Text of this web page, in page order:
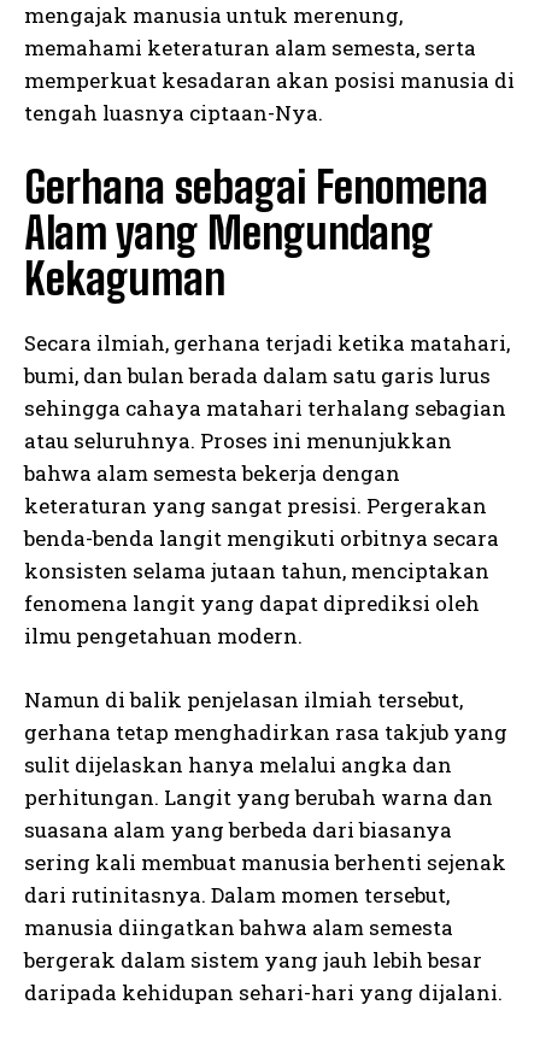
mengajak manusia untuk merenung,
memahami keteraturan alam semesta, serta
memperkuat kesadaran akan posisi manusia di
tengah luasnya ciptaan-Nya.
Gerhana sebagai Fenomena
Alam yang Mengundang
Kekaguman
Secara ilmiah, gerhana terjadi ketika matahari,
bumi, dan bulan berada dalam satu garis lurus
sehingga cahaya matahari terhalang sebagian
atau seluruhnya. Proses ini menunjukkan
bahwa alam semesta bekerja dengan
keteraturan yang sangat presisi. Pergerakan
benda-benda langit mengikuti orbitnya secara
konsisten selama jutaan tahun, menciptakan
fenomena langit yang dapat diprediksi oleh
ilmu pengetahuan modern.
Namun di balik penjelasan ilmiah tersebut,
gerhana tetap menghadirkan rasa takjub yang
sulit dijelaskan hanya melalui angka dan
perhitungan. Langit yang berubah warna dan
suasana alam yang berbeda dari biasanya
sering kali membuat manusia berhenti sejenak
dari rutinitasnya. Dalam momen tersebut,
manusia diingatkan bahwa alam semesta
bergerak dalam sistem yang jauh lebih besar
daripada kehidupan sehari-hari yang dijalani.